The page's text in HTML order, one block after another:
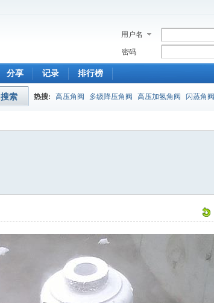
用户名
密码
分享 记录 排行榜
搜索 热搜: 高压角阀 多级降压角阀 高压加氢角阀 闪蒸角阀